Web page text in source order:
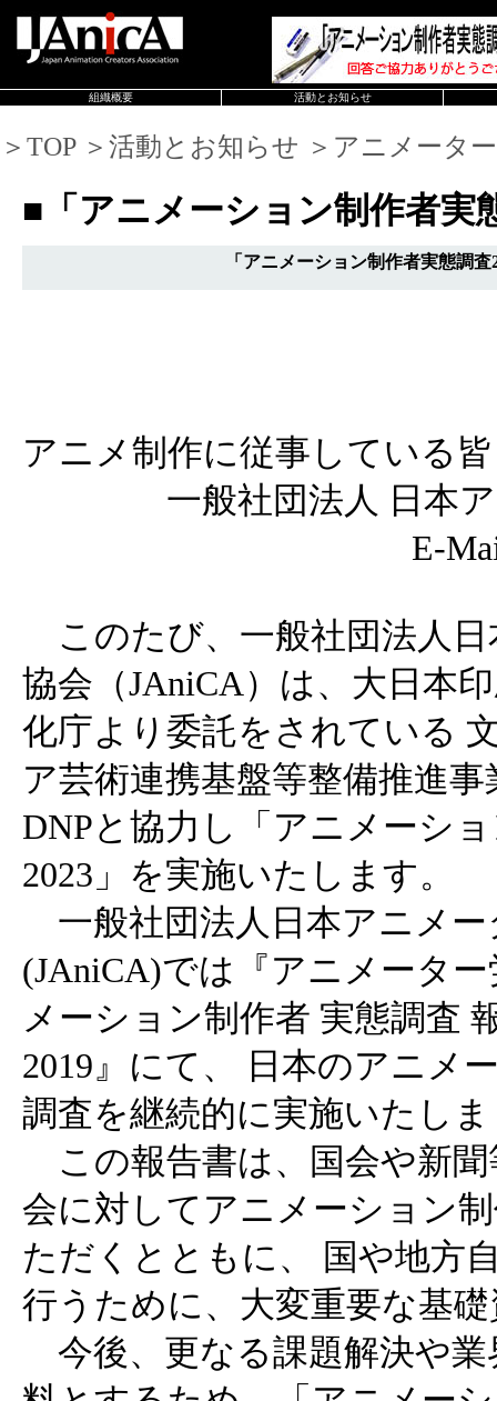
組織概要 活動とお知らせ
＞TOP ＞活動とお知らせ ＞アニメータ
■「アニメーション制作者実
「アニメーション制作者実態調
アニメ制作に従事している
一般社団法人 日本
E-
このたび、一般社団法人
協会（JAniCA）は、大日本
化庁より委託をされている
ア芸術連携基盤等整備推進
DNPと協力し「アニメーシ
2023」を実施いたします。
一般社団法人日本アニメー
(JAniCA)では『アニメータ
メーション制作者 実態調査
2019』にて、 日本のアニメ
調査を継続的に実施いたし
この報告書は、国会や新
会に対してアニメーション
ただくとともに、 国や地方
行うために、大変重要な基
今後、更なる課題解決や業